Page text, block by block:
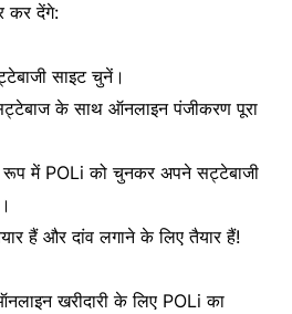
कर देंगे:
साइट चुनें।
के साथ ऑनलाइन पंजीकरण पूरा
रूप में POLi को चुनकर अपने सट्टेबाजी
हैं और दांव लगाने के लिए तैयार हैं!
खरीदारी के लिए POLi का